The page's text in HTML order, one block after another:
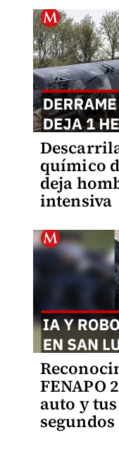
químico
deja
intensiva
FENAPO
auto y
segundos